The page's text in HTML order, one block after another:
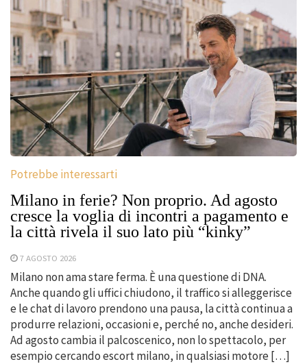
Potrebbe interessarti
Milano in ferie? Non proprio. Ad agosto
cresce la voglia di incontri a pagamento e
la città rivela il suo lato più “kinky”
7 AGOSTO 2026
Milano non ama stare ferma. È una questione di DNA.
Anche quando gli uffici chiudono, il traffico si alleggerisce
e le chat di lavoro prendono una pausa, la città continua a
produrre relazioni, occasioni e, perché no, anche desideri.
Ad agosto cambia il palcoscenico, non lo spettacolo, per
esempio cercando escort milano, in qualsiasi motore […]